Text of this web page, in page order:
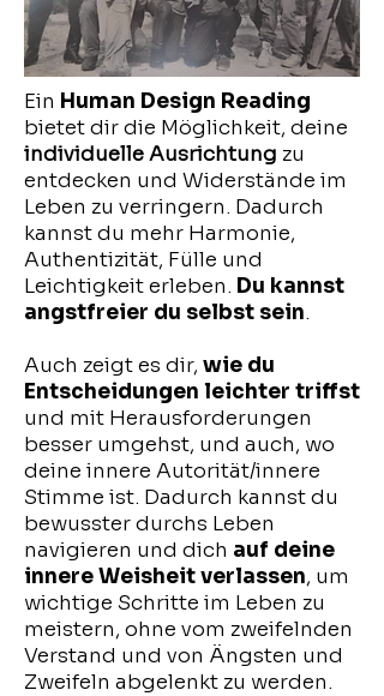
Ein Human Design Reading
bietet dir die Möglichkeit, deine
individuelle Ausrichtung zu
entdecken und Widerstände im
Leben zu verringern. Dadurch
kannst du mehr Harmonie,
Authentizität, Fülle und
Leichtigkeit erleben. Du kannst
angstfreier du selbst sein.
Auch zeigt es dir, wie du
Entscheidungen leichter triffst
und mit Herausforderungen
besser umgehst, und auch, wo
deine innere Autorität/innere
Stimme ist. Dadurch kannst du
bewusster durchs Leben
navigieren und dich auf deine
innere Weisheit verlassen, um
wichtige Schritte im Leben zu
meistern, ohne vom zweifelnden
Verstand und von Ängsten und
Zweifeln abgelenkt zu werden.